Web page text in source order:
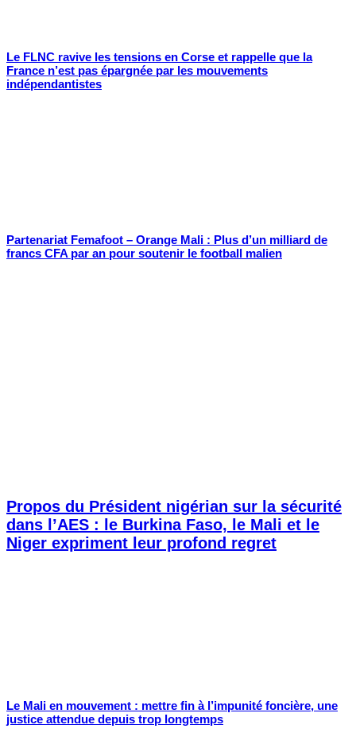
Le FLNC ravive les tensions en Corse et rappelle que la
France n’est pas épargnée par les mouvements
indépendantistes
Partenariat Femafoot – Orange Mali : Plus d’un milliard de
francs CFA par an pour soutenir le football malien
Propos du Président nigérian sur la sécurité
dans l’AES : le Burkina Faso, le Mali et le
Niger expriment leur profond regret
Le Mali en mouvement : mettre fin à l’impunité foncière, une
justice attendue depuis trop longtemps